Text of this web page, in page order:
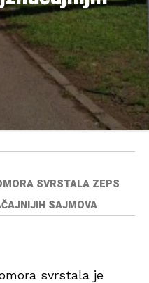
SVRSTALA ZEPS
SAJMOVA
svrstala je